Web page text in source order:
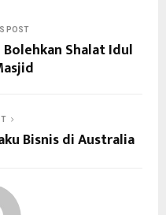
POST
Shalat Idul
Bisnis di Australia